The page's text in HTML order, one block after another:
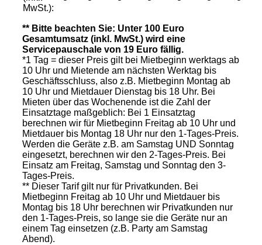
MwSt.):
** Bitte beachten Sie: Unter 100 Euro
Gesamtumsatz (inkl. MwSt.) wird eine
Servicepauschale von 19 Euro fällig.
*1 Tag = dieser Preis gilt bei Mietbeginn werktags ab
10 Uhr und Mietende am nächsten Werktag bis
Geschäftsschluss, also z.B. Mietbeginn Montag ab
10 Uhr und Mietdauer Dienstag bis 18 Uhr. Bei
Mieten über das Wochenende ist die Zahl der
Einsatztage maßgeblich: Bei 1 Einsatztag
berechnen wir für Mietbeginn Freitag ab 10 Uhr und
Mietdauer bis Montag 18 Uhr nur den 1-Tages-Preis.
Werden die Geräte z.B. am Samstag UND Sonntag
eingesetzt, berechnen wir den 2-Tages-Preis. Bei
Einsatz am Freitag, Samstag und Sonntag den 3-
Tages-Preis.
** Dieser Tarif gilt nur für Privatkunden. Bei
Mietbeginn Freitag ab 10 Uhr und Mietdauer bis
Montag bis 18 Uhr berechnen wir Privatkunden nur
den 1-Tages-Preis, so lange sie die Geräte nur an
einem Tag einsetzen (z.B. Party am Samstag
Abend).